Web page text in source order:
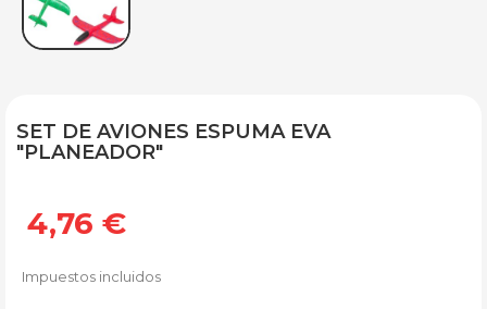
SET DE AVIONES ESPUMA EVA
"PLANEADOR"
4,76 €
Impuestos incluidos